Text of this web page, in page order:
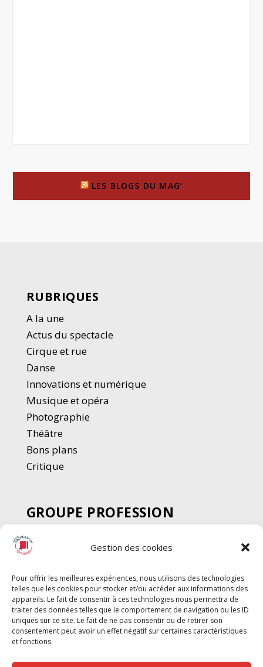
Gestion des cookies
Pour offrir les meilleures expériences, nous utilisons des technologies
telles que les cookies pour stocker et/ou accéder aux informations des
appareils. Le fait de consentir à ces technologies nous permettra de
traiter des données telles que le comportement de navigation ou les ID
uniques sur ce site. Le fait de ne pas consentir ou de retirer son
consentement peut avoir un effet négatif sur certaines caractéristiques
et fonctions.
LES BLOGS DU MAG’
RUBRIQUES
A la une
Actus du spectacle
Cirque et rue
Danse
Innovations et numérique
Musique et opéra
Photographie
Théâtre
Bons plans
Critique
GROUPE PROFESSION
SPECTACLE
Chèque Intermittents
Chèque Compta
Chèque Emploi Spectacle
G-Pods
Profession Audio-visuel